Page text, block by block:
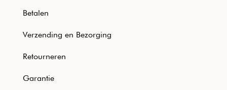
Betalen
Verzending en Bezorging
Retourneren
Garantie